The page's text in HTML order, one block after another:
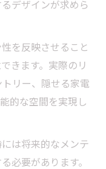
デザインが求めら
を反映させること
きます。実際のリ
リー、隠せる家電
的な空間を実現し
は将来的なメンテ
必要があります。